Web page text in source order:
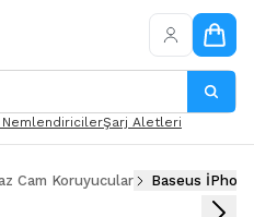
NemlendiricilerŞarj Aletleri
Cam Koruyucular Baseus